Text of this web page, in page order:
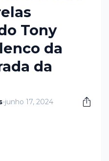
Tony
da
da
-junho 17, 2024